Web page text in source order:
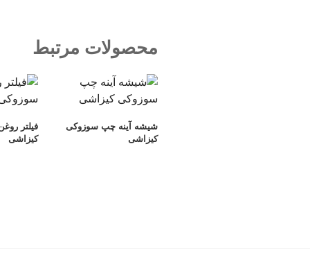
محصولات مرتبط
شیشه آینه چپ سوزوکی
کیزاشی
فیلتر
کیزاشی